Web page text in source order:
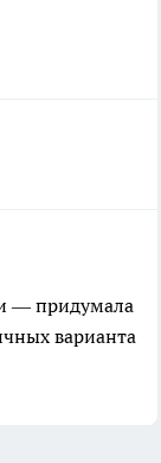
— придумала
варианта